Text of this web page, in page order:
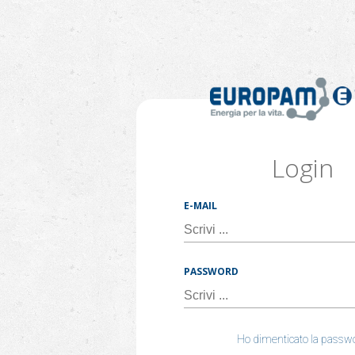
Login
E-MAIL
PASSWORD
Ho dimenticato la